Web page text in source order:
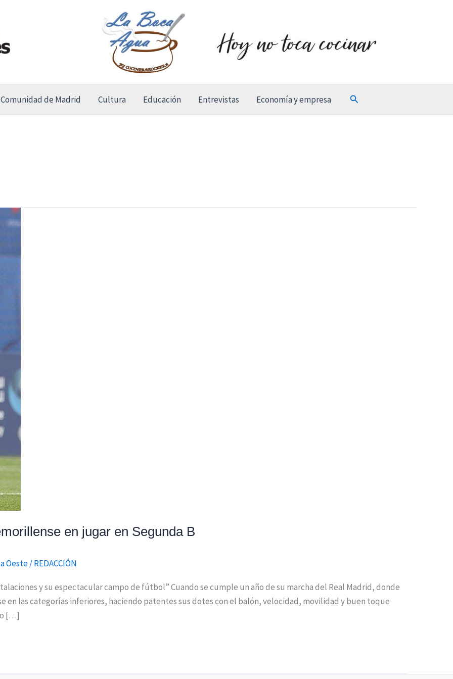
Comunidad de Madrid Cultura Educación Entrevistas Economía y empresa Buscar
en jugar en Segunda B
Oeste/REDACCIÓN
y su espectacular campo de fútbol” Cuando se cumple un año de su marcha del Real Madrid, donde
en las categorías inferiores, haciendo patentes sus dotes con el balón, velocidad, movilidad y buen toque
[…]